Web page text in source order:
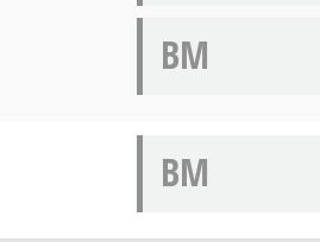
BM
BM